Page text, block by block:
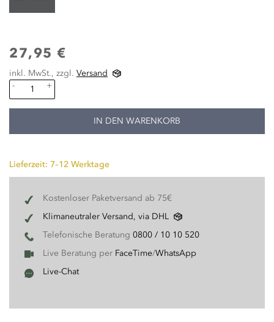
27,95 €
inkl. MwSt., zzgl. Versand
-
+
IN DEN WARENKORB
Lieferzeit: 7–12 Werktage
Kostenloser Paketversand ab 75€
Klimaneutraler Versand, via DHL
Telefonische Beratung 0800 / 10 10 520
Live Beratung per FaceTime/WhatsApp
Live-Chat